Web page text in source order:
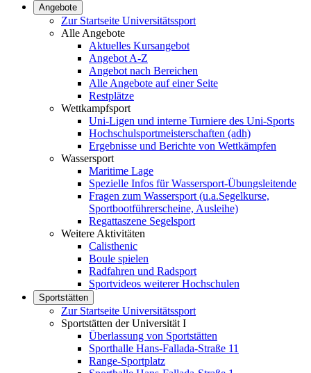
Angebote
Zur Startseite Universitätssport
Alle Angebote
Aktuelles Kursangebot
Angebot A-Z
Angebot nach Bereichen
Alle Angebote auf einer Seite
Restplätze
Wettkampfsport
Uni-Ligen und interne Turniere des Uni-Sports
Hochschulsportmeisterschaften (adh)
Ergebnisse und Berichte von Wettkämpfen
Wassersport
Maritime Lage
Spezielle Infos für Wassersport-Übungsleitende
Fragen zum Wassersport (u.a.Segelkurse,
Sportbootführerscheine, Ausleihe)
Regattaszene Segelsport
Weitere Aktivitäten
Calisthenic
Boule spielen
Radfahren und Radsport
Sportvideos weiterer Hochschulen
Sportstätten
Zur Startseite Universitätssport
Sportstätten der Universität I
Überlassung von Sportstätten
Sporthalle Hans-Fallada-Straße 11
Range-Sportplatz